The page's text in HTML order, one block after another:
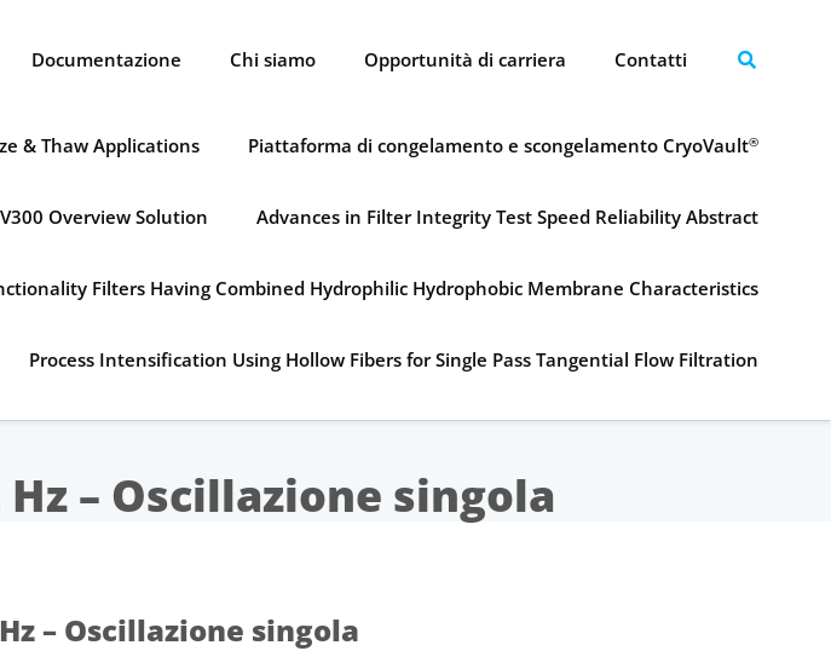
Documentazione Chi siamo Opportunità di carriera Contatti
& Thaw Applications Piattaforma di congelamento e scongelamento CryoVault®
Overview Solution Advances in Filter Integrity Test Speed Reliability Abstract
Filters Having Combined Hydrophilic Hydrophobic Membrane Characteristics
Process Intensification Using Hollow Fibers for Single Pass Tangential Flow Filtration
– Oscillazione singola
– Oscillazione singola